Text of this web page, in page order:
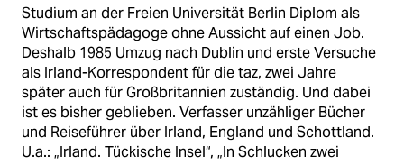
Studium an der Freien Universität Berlin Diplom als
Wirtschaftspädagoge ohne Aussicht auf einen Job.
Deshalb 1985 Umzug nach Dublin und erste Versuche
als Irland-Korrespondent für die taz, zwei Jahre
später auch für Großbritannien zuständig. Und dabei
ist es bisher geblieben. Verfasser unzähliger Bücher
und Reiseführer über Irland, England und Schottland.
U.a.: „Irland. Tückische Insel“, „In Schlucken zwei